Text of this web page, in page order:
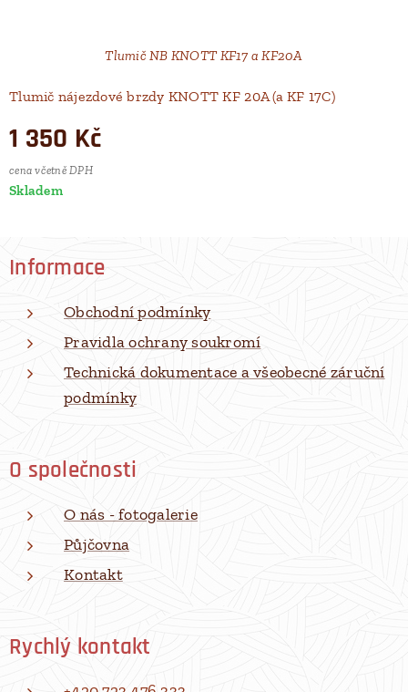
Tlumič NB KNOTT KF17 a KF20A
Tlumič nájezdové brzdy KNOTT KF 20A (a KF 17C)
1 350 Kč
cena včetně DPH
Skladem
Informace
Obchodní podmínky
Pravidla ochrany soukromí
Technická dokumentace a všeobecné záruční
podmínky
O společnosti
O nás - fotogalerie
Půjčovna
Kontakt
Rychlý kontakt